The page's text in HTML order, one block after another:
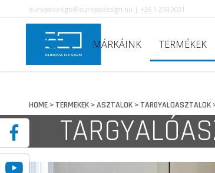
europadesign@europadesign.hu | +36 1 274 0001
MÁRKÁINK TERMÉKEK
HOME> TERMEKEK>ASZTALOK> TARGYALOASZTALOK